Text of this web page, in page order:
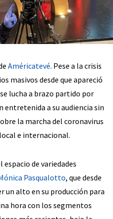
Américatevé. Pese a la crisis
masivos desde que apareció
lucha a brazo partido por
a su audiencia sin
la marcha del coronavirus
e internacional.
espacio de variedades
Pasqualotto, que desde
un alto en su producción para
hora con los segmentos